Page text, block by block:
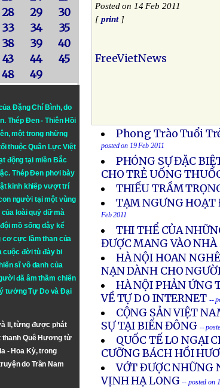
28 29
30
33 34
35
38 39
40
43 44
45
48 49
Đặng Chí Bình, do
Thép Đen- Thiên Hồi
một trong những
thuộc Quân Lực Việt
động tại miền Bắc
Thép Đen phơi bày
kinh khiếp vượt trí
người tại một vùng
loài quỷ dữ mà
mồ sống dậy kể
cơ cực lầm than của
cuộc đời tù đày bi
sĩ vô danh của
đã âm thầm chiến
tưởngTự DovàĐại
II, từng được phát
thanh Quê Hương từ
- Hoa Kỳ, trong
do Trần Nam
Posted on 14 Feb 2011
[print]
FreeVietNews
Phong Trào Tuổi
posted on 19 Feb 2011
PHÓNG SỰ ĐẶC
CHO TRẺ UỐNG
THIẾU TRẦM
TẠM NGƯNG
Feb 2011
THI THỂ CỦA
ĐƯỢC MANG VÀO
HÀ NỘI HOAN
NẠN DÀNH CHO
HÀ NỘI PHẢN ỨNG
VỀ TỰ DO INTERNET --
CỘNG SẢN VIỆT
SỰ TẠI BIỂN ĐÔNG --
QUỐC TẾ LO NGẠI
CƯỠNG BÁCH HỒI
VỚT ÐƯỢC NHỮNG
VỊNH HẠ LONG -- posted on